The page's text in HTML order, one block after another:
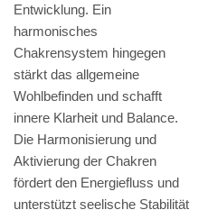
Entwicklung. Ein
harmonisches
Chakrensystem hingegen
stärkt das allgemeine
Wohlbefinden und schafft
innere Klarheit und Balance.
Die Harmonisierung und
Aktivierung der Chakren
fördert den Energiefluss und
unterstützt seelische Stabilität